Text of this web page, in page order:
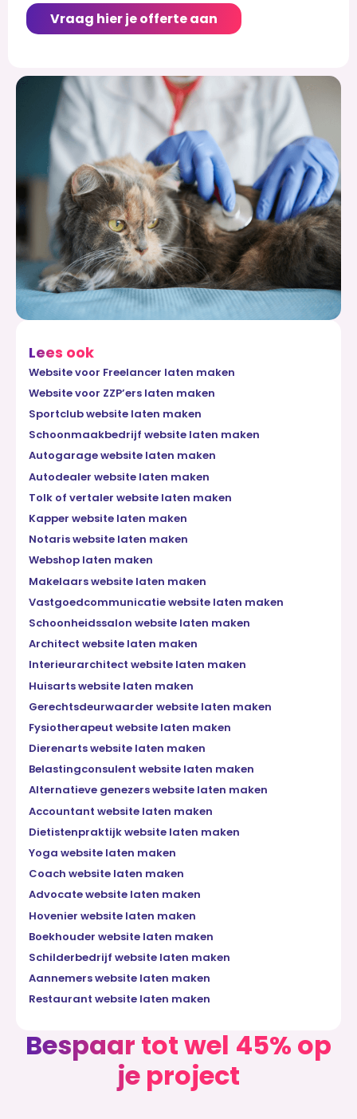
Vraag hier je offerte aan
Lees ook
Website voor Freelancer laten maken
Website voor ZZP’ers laten maken
Sportclub website laten maken
Schoonmaakbedrijf website laten maken
Autogarage website laten maken
Autodealer website laten maken
Tolk of vertaler website laten maken
Kapper website laten maken
Notaris website laten maken
Webshop laten maken
Makelaars website laten maken
Vastgoedcommunicatie website laten maken
Schoonheidssalon website laten maken
Architect website laten maken
Interieurarchitect website laten maken
Huisarts website laten maken
Gerechtsdeurwaarder website laten maken
Fysiotherapeut website laten maken
Dierenarts website laten maken
Belastingconsulent website laten maken
Alternatieve genezers website laten maken
Accountant website laten maken
Dietistenpraktijk website laten maken
Yoga website laten maken
Coach website laten maken
Advocate website laten maken
Hovenier website laten maken
Boekhouder website laten maken
Schilderbedrijf website laten maken
Aannemers website laten maken
Restaurant website laten maken
Bespaar tot wel 45% op
je project